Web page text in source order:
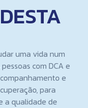
uma vida num
com DCA e
e
para
a qualidade de